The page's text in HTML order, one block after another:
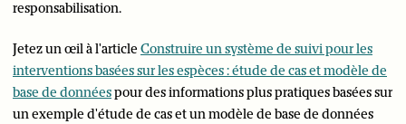
responsabilisation.
Jetez un œil à l'article Construire un système de suivi pour les
interventions basées sur les espèces : étude de cas et modèle de
base de donnéespour des informations plus pratiques basées sur
un exemple d'étude de cas et un modèle de base de données